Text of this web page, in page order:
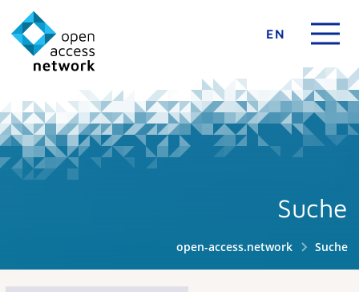
EN
Suche
open-access.network Suche